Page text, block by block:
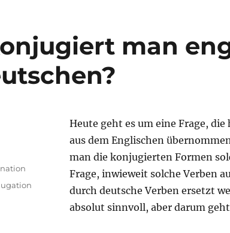
man
Heute geht es um eine Frage,
aus dem Englischen
man die konjugierten Formen
Frage, inwieweit solche Verben
durch deutsche Verben ersetzt
absolut sinnvoll, aber darum